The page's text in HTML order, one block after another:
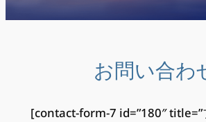
お問い合わ
[contact-form-7 id=”180″ title=”